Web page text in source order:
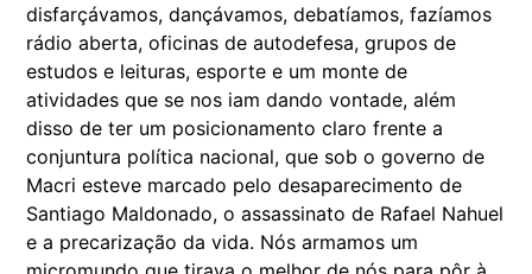
disfarçávamos, dançávamos, debatíamos, fazíamos
rádio aberta, oficinas de autodefesa, grupos de
estudos e leituras, esporte e um monte de
atividades que se nos iam dando vontade, além
disso de ter um posicionamento claro frente a
conjuntura política nacional, que sob o governo de
Macri esteve marcado pelo desaparecimento de
Santiago Maldonado, o assassinato de Rafael Nahuel
e a precarização da vida. Nós armamos um